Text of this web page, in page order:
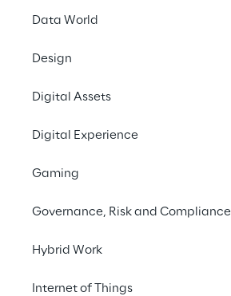
Data World
Design
Digital Assets
Digital Experience
Gaming
Governance, Risk and Compliance
Hybrid Work
Internet of Things